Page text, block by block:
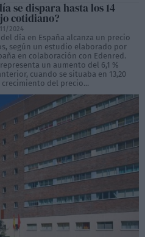
se dispara hasta los 14
cotidiano?
2024
del día en España alcanza un precio
según un estudio elaborado por
en colaboración con Edenred.
un aumento del 6,1 %
cuando se situaba en 13,20
crecimiento del precio...